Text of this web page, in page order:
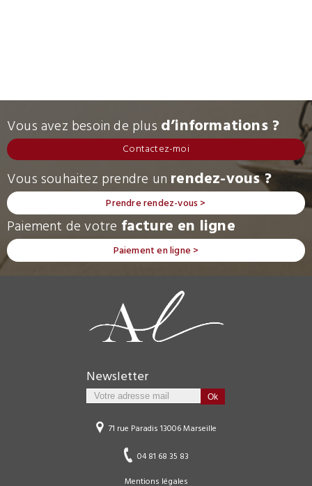
Vous avez besoin de plus d’informations ?
Contactez-moi
Vous souhaitez prendre un rendez-vous ?
Prendre rendez-vous >
Paiement de votre facture en ligne
Paiement en ligne >
Newsletter
71 rue Paradis 13006 Marseille
04 81 68 35 83
Mentions légales